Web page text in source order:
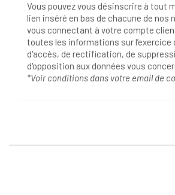
Vous pouvez vous désinscrire à tout
lien inséré en bas de chacune de nos
vous connectant à votre compte
toutes les informations sur l’exercice
d'accès, de rectification, de
d'opposition aux données vous
*Voir conditions dans votre email de